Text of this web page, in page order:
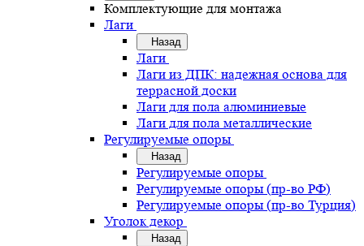
Комплектующие для монтажа
Лаги
Назад
Лаги
Лаги из ДПК: надежная основа для
террасной доски
Лаги для пола алюминиевые
Лаги для пола металлические
Регулируемые опоры
Назад
Регулируемые опоры
Регулируемые опоры (пр-во РФ)
Регулируемые опоры (пр-во Турция)
Уголок декор
Назад